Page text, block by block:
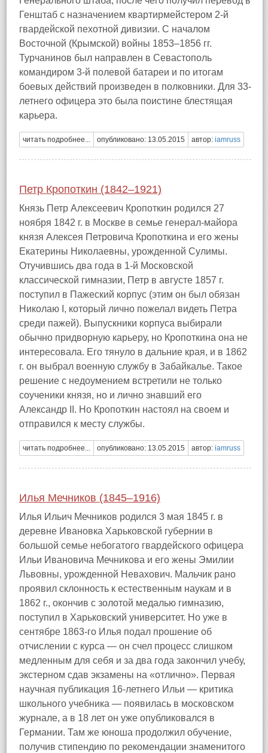
Генштаб с назначением квартирмейстером 2-й
гвардейской пехотной дивизии. С началом
Восточной (Крымской) войны 1853–1856 гг.
Турчанинов был направлен в Севастополь
командиром 3-й полевой батареи и по итогам
боевых действий произведен в полковники. Для 33-
летнего офицера это была поистине блестящая
карьера.
читать подробнее... опубликовано: 13.05.2015 автор: iamruss
Петр Кропоткин (1842–1921)
Князь Петр Алексеевич Кропоткин родился 27
ноября 1842 г. в Москве в семье генерал-майора
князя Алексея Петровича Кропоткина и его жены
Екатерины Николаевны, урожденной Сулимы.
Отучившись два года в 1-й Московской
классической гимназии, Петр в августе 1857 г.
поступил в Пажеский корпус (этим он был обязан
Николаю I, который лично пожелал видеть Петра
среди пажей). Выпускники корпуса выбирали
обычно придворную карьеру, но Кропоткина она не
интересовала. Его тянуло в дальние края, и в 1862
г. он выбрал военную службу в Забайкалье. Такое
решение с недоумением встретили не только
соученики князя, но и лично знавший его
Александр II. Но Кропоткин настоял на своем и
отправился к месту службы.
читать подробнее... опубликовано: 13.05.2015 автор: iamruss
Илья Мечников (1845–1916)
Илья Ильич Мечников родился 3 мая 1845 г. в
деревне Ивановка Харьковской губернии в
большой семье небогатого гвардейского офицера
Ильи Ивановича Мечникова и его жены Эмилии
Львовны, урожденной Невахович. Мальчик рано
проявил склонность к естественным наукам и в
1862 г., окончив с золотой медалью гимназию,
поступил в Харьковский университет. Но уже в
сентябре 1863-го Илья подал прошение об
отчислении с курса — он счел процесс слишком
медленным для себя и за два года закончил учебу,
экстерном сдав экзамены на «отлично». Первая
научная публикация 16-летнего Ильи — критика
школьного учебника — появилась в московском
журнале, а в 18 лет он уже опубликовался в
Германии. Там же юноша продолжил обучение,
получив стипендию по рекомендации знаменитого